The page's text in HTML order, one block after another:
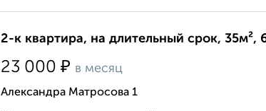
2-к квартира, на длительный срок, 35м²,
23 000 ₽ в месяц
Александра Матросова 1